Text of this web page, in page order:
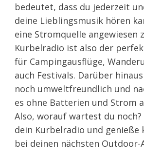
bedeutet, dass du jederzeit
deine Lieblingsmusik hören
eine Stromquelle angewiesen
Kurbelradio ist also der
für Campingausflüge,
auch Festivals. Darüber
noch umweltfreundlich und
es ohne Batterien und Strom
Also, worauf wartest du
dein Kurbelradio und genieße
bei deinen nächsten Outdoor-